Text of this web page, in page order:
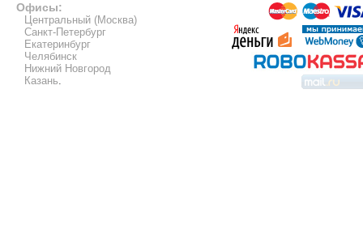
Офисы:
Центральный (Москва)
Санкт-Петербург
Екатеринбург
Челябинск
Нижний Новгород
Казань.